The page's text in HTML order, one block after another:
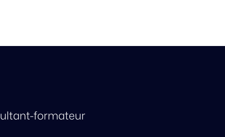
formateur